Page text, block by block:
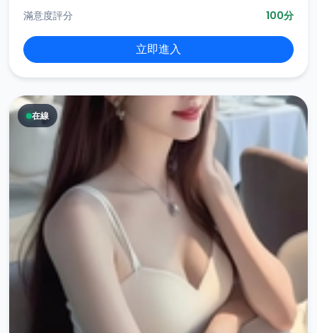
滿意度評分
100分
立即進入
在線